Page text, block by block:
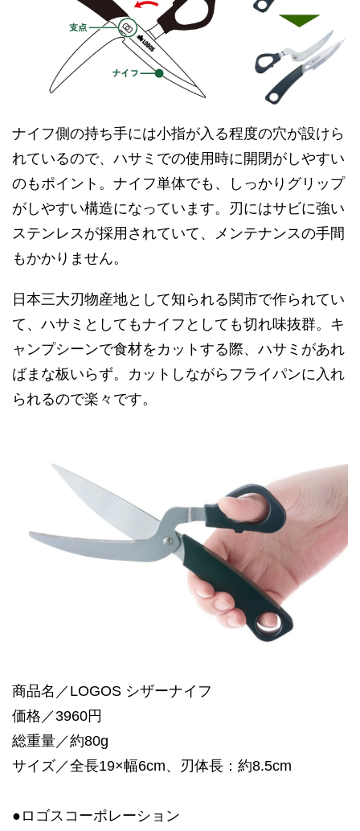
ナイフ側の持ち手には小指が入る程度の穴が設けら
れているので、ハサミでの使用時に開閉がしやすい
のもポイント。ナイフ単体でも、しっかりグリップ
がしやすい構造になっています。刃にはサビに強い
ステンレスが採用されていて、メンテナンスの手間
もかかりません。
日本三大刃物産地として知られる関市で作られてい
て、ハサミとしてもナイフとしても切れ味抜群。キ
ャンプシーンで食材をカットする際、ハサミがあれ
ばまな板いらず。カットしながらフライパンに入れ
られるので楽々です。
商品名／LOGOS シザーナイフ
価格／3960円
総重量／約80g
サイズ／全長19×幅6cm、刃体長：約8.5cm
●ロゴスコーポレーション